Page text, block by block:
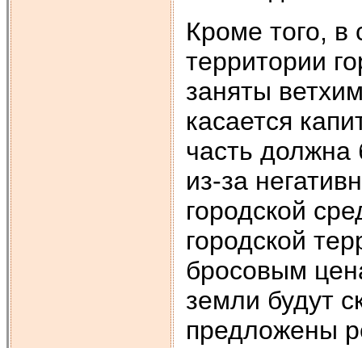
Кроме того, в
территории
заняты
касается
часть
из-за
городской
городской
бросовым
земли будут
предложены